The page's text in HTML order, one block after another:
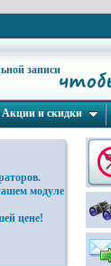
записи
Акции и скидки
модуле
цене!